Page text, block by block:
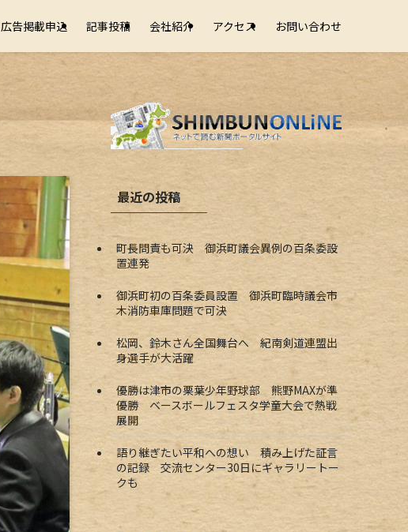
広告掲載申込 記事投稿 会社紹介 アクセス お問い合わせ
最近の投稿
町長問責も可決 御浜町議会異例の百条委設
置連発
御浜町初の百条委員設置 御浜町臨時議会市
木消防車庫問題で可決
松岡、鈴木さん全国舞台へ 紀南剣道連盟出
身選手が大活躍
優勝は津市の栗葉少年野球部 熊野MAXが準
優勝 ベースボールフェスタ学童大会で熱戦
展開
語り継ぎたい平和への想い 積み上げた証言
の記録 交流センター30日にギャラリートー
クも